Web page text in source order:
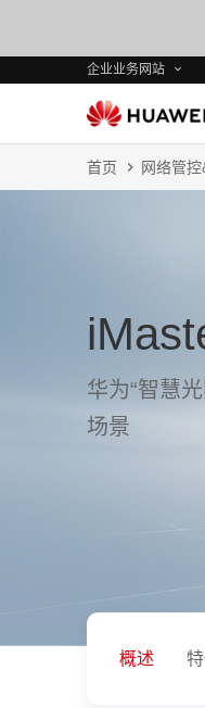
企业业务网站
首页 网络管
华为“智慧
场景
概述